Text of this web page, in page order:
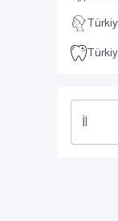
İl